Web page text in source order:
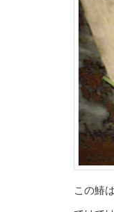
この鰆